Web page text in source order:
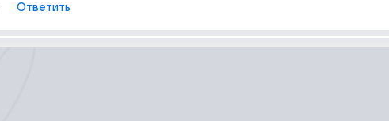
Ответить